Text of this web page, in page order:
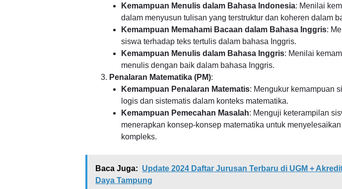
Kemampuan Menulis dalam Bahasa Indonesia: Menilai
dalam menyusun tulisan yang terstruktur dan koheren dalam
Kemampuan Memahami Bacaan dalam Bahasa Inggris:
siswa terhadap teks tertulis dalam bahasa Inggris.
Kemampuan Menulis dalam Bahasa Inggris: Menilai
menulis dengan baik dalam bahasa Inggris.
Penalaran Matematika (PM):
Kemampuan Penalaran Matematis: Mengukur kemampuan
logis dan sistematis dalam konteks matematika.
Kemampuan Pemecahan Masalah: Menguji keterampilan
menerapkan konsep-konsep matematika untuk
kompleks.
Baca Juga: Update 2024 Daftar Jurusan Terbaru di UGM +
Daya Tampung